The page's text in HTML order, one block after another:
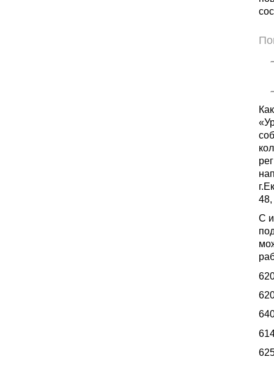
48,
С